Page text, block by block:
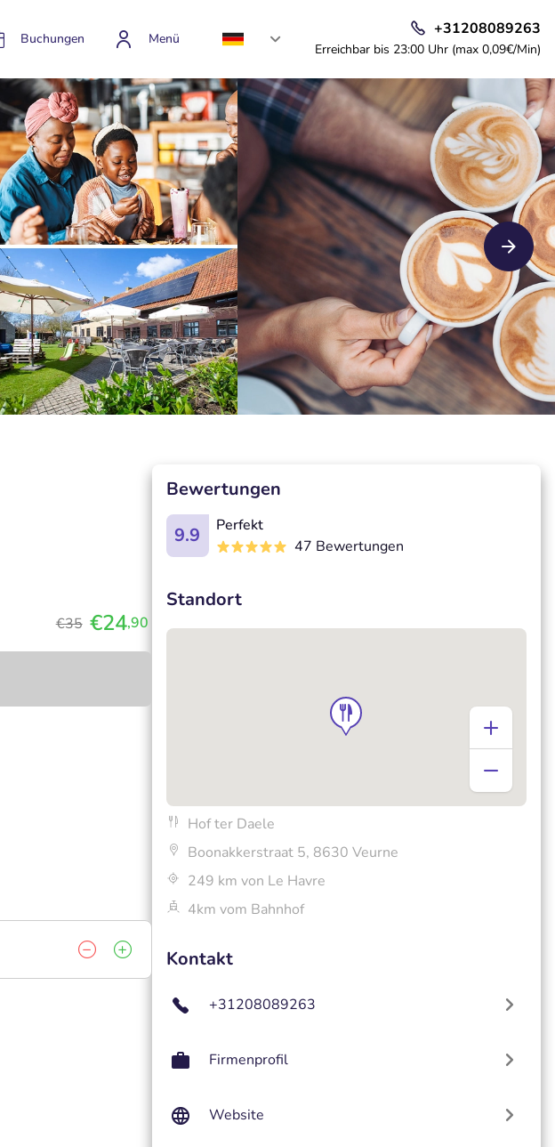
Buchungen Menü
+31208089263
Erreichbar bis 23:00 Uhr (max 0,09€/Min)
€35 €24,90
Bewertungen
9.9
Perfekt
47 Bewertungen
Standort
Hof ter Daele
Boonakkerstraat 5, 8630 Veurne
249 km von Le Havre
4km vom Bahnhof
Kontakt
+31208089263
Firmenprofil
Website